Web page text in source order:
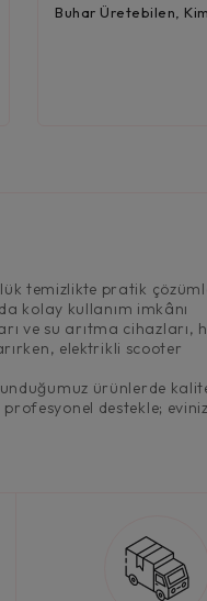
Buhar Üretebilen,
temizlikte pratik
kolay kullanım imkânı
ve su arıtma cihazları,
elektrikli scooter
ürünlerde
profesyonel destekle;